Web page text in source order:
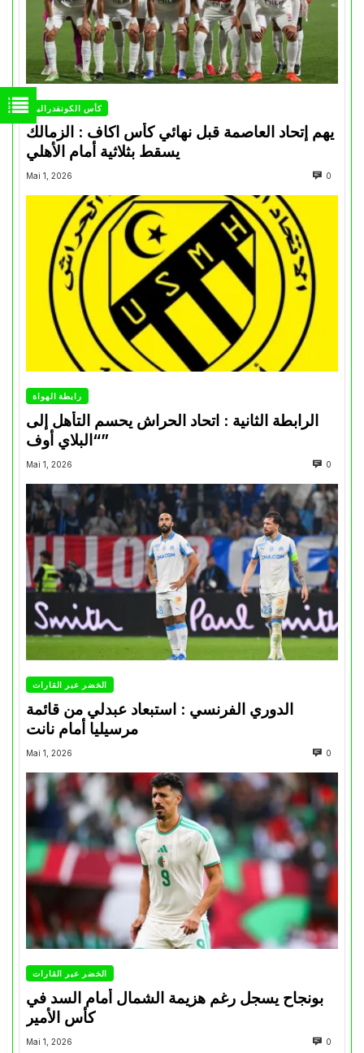
كأس الكونفدرالية
يهم إتحاد العاصمة قبل نهائي كأس اكاف : الزمالك
Mai 1, 2026 0
رابطة الهواة
الرابطة الثانية : اتحاد الحراش يحسم التأهل إلى
“البلاي أوف”
Mai 1, 2026 0
الخضر عبر القارات
الدوري الفرنسي : استبعاد عبدلي من قائمة
مرسيليا أمام نانت
Mai 1, 2026 0
الخضر عبر القارات
بونجاح يسجل رغم هزيمة الشمال أمام السد في
كأس الأمير
Mai 1, 2026 0